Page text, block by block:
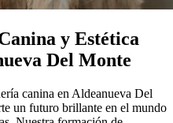
y Estética
Del Monte
canina en Aldeanueva Del
un futuro brillante en el mundo